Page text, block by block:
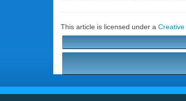
This article is licensed under a